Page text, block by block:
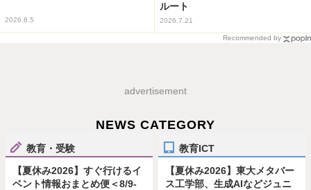
2026.8.5
ルート
2026.7.21
Recommended by
advertisement
NEWS CATEGORY
教育・受験
【夏休み2026】すぐ行けるイ
ベント情報おまとめ便＜8/9-
教育ICT
【夏休み2026】東大メタバー
ス工学部、生成AIなどジュニ